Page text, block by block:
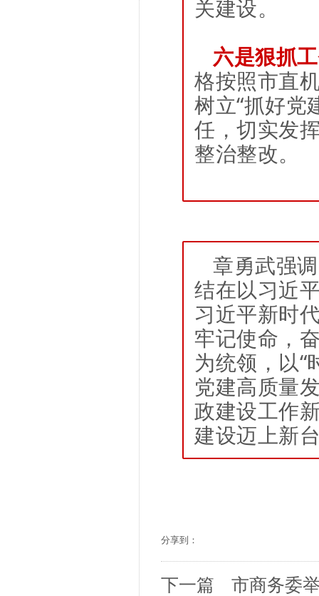
关建设。
六是狠抓
格按照市直
树立“抓好党
任，切实发
整治整改。
章勇武强
结在以习近
习近平新时
牢记使命，
为统领，以“
党建高质量
政建设工作
建设迈上新
分享到：
下一篇 市商务委